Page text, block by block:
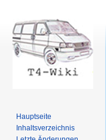
Hauptseite
Inhaltsverzeichnis